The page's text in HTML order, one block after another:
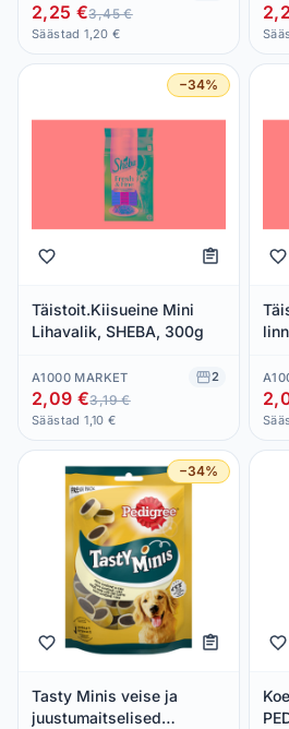
2,25 €3,45 €
Säästad 1,20 €
−34%
Täistoit.Kiisueine Mini
Lihavalik, SHEBA, 300g
A1000 MARKET 2
2,09 €3,19 €
Säästad 1,10 €
−34%
Tasty Minis veise ja
juustumaitselised